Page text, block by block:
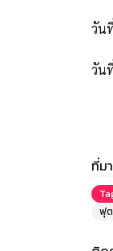
วัน
วัน
ที่ม
ฟุ